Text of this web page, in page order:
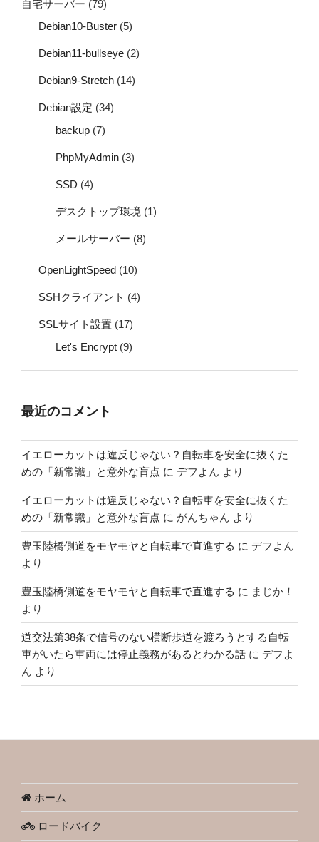
自宅サーバー (79)
Debian10-Buster (5)
Debian11-bullseye (2)
Debian9-Stretch (14)
Debian設定 (34)
backup (7)
PhpMyAdmin (3)
SSD (4)
デスクトップ環境 (1)
メールサーバー (8)
OpenLightSpeed (10)
SSHクライアント (4)
SSLサイト設置 (17)
Let's Encrypt (9)
最近のコメント
イエローカットは違反じゃない？自転車を安全に抜くた
めの「新常識」と意外な盲点 に デフよん より
イエローカットは違反じゃない？自転車を安全に抜くた
めの「新常識」と意外な盲点 に がんちゃん より
豊玉陸橋側道をモヤモヤと自転車で直進する に デフよん
より
豊玉陸橋側道をモヤモヤと自転車で直進する に まじか！
より
道交法第38条で信号のない横断歩道を渡ろうとする自転
車がいたら車両には停止義務があるとわかる話 に デフよ
ん より
ホーム
ロードバイク